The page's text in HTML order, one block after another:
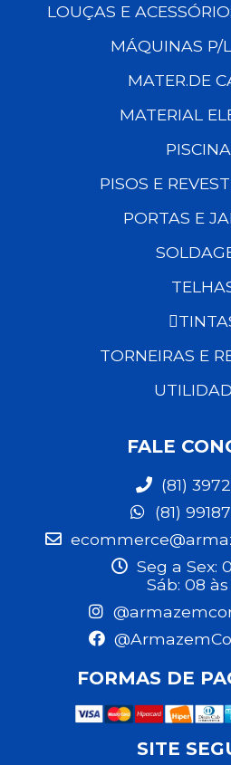
LOUÇAS E
MÁQUINAS P/
MATER.DE
MATERIAL
PISOS E
PORTAS E
TORNEIRAS E
FALE
(81)
(81)
Seg a Sex:
Sáb: 08 às
FORMAS DE
SITE